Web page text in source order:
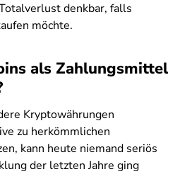
denkbar, falls
möchte.
als Zahlungsmittel
Kryptowährungen
zu herkömmlichen
kann heute niemand seriös
der letzten Jahre ging